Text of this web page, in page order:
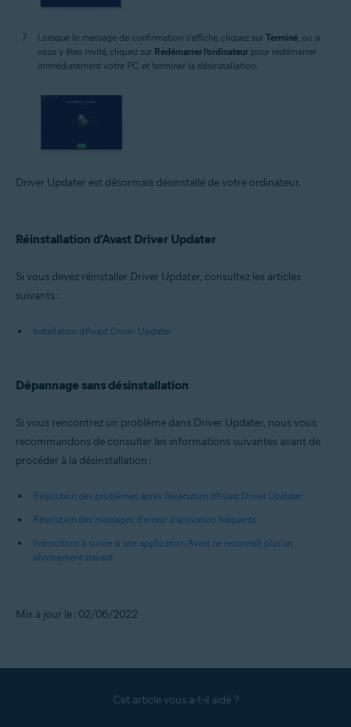
Lorsque le message de confirmation s’affiche, cliquez sur Terminé , ou si
vous y êtes invité, cliquez sur Redémarrer l’ordinateur pour redémarrer
immédiatement votre PC et terminer la désinstallation.
Driver Updater est désormais désinstallé de votre ordinateur.
Réinstallation d’Avast Driver Updater
Si vous devez réinstaller Driver Updater, consultez les articles
suivants :
Installation d’Avast Driver Updater
Dépannage sans désinstallation
Si vous rencontrez un problème dans Driver Updater, nous vous
recommandons de consulter les informations suivantes avant de
procéder à la désinstallation :
Résolution des problèmes après l’exécution d’Avast Driver Updater
Résolution des messages d’erreur d’activation fréquents
Instructions à suivre si une application Avast ne reconnaît plus un
abonnement payant
Mis à jour le : 02/06/2022
Cet article vous a-t-il aidé ?